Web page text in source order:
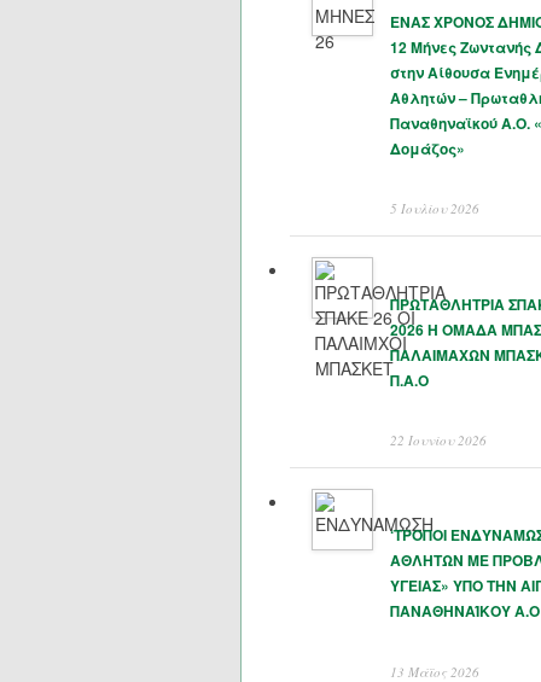
ΕΝΑΣ ΧΡΟΝΟΣ
12 Μήνες Ζωντανής
στην Αίθουσα
Αθλητών –
Παναθηναϊκού Α.Ο.
Δομάζος»
5 Ιουλίου 2026
ΠΡΩΤΑΘΛΗΤΡΙΑ
2026 Η ΟΜΑΔΑ
ΠΑΛΑΙΜΑΧΩΝ
Π.Α.Ο
22 Ιουνίου 2026
‘ΤΡΟΠΟΙ
ΑΘΛΗΤΩΝ ΜΕ
ΥΓΕΙΑΣ» ΥΠΟ ΤΗΝ
ΠΑΝΑΘΗΝΑΊΚΟΥ Α.Ο
13 Μάϊος 2026